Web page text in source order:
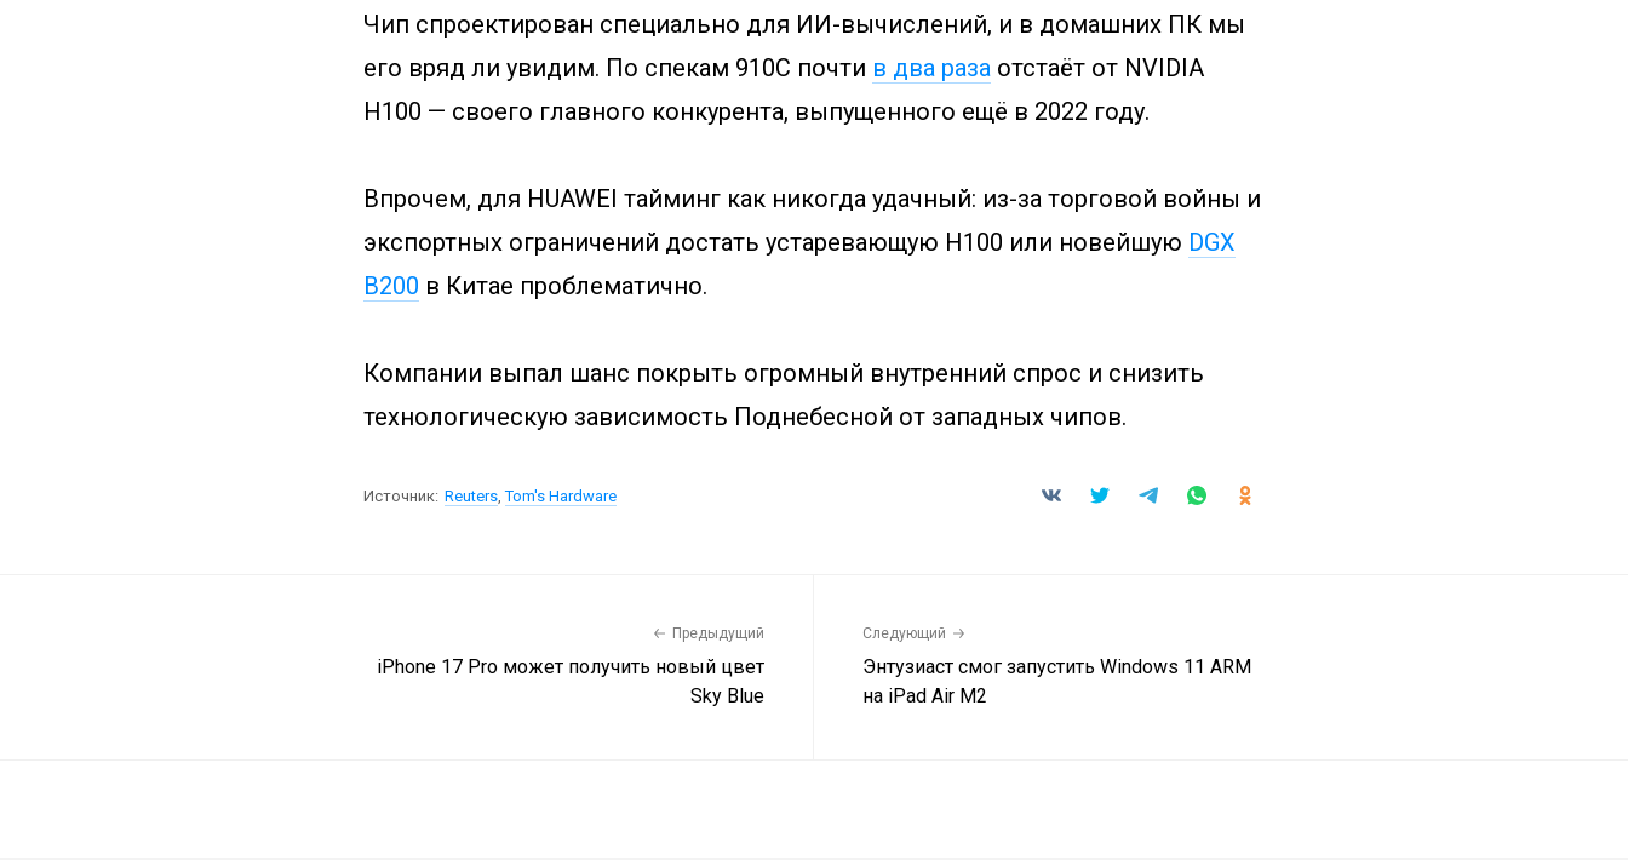
Чип спроектирован специально для ИИ-вычислений, и в домашних ПК мы
его вряд ли увидим. По спекам 910C почти в два раза отстаёт от NVIDIA
H100 — своего главного конкурента, выпущенного ещё в 2022 году.
Впрочем, для HUAWEI тайминг как никогда удачный: из-за торговой войны и
экспортных ограничений достать устаревающую H100 или новейшую DGX
B200 в Китае проблематично.
Компании выпал шанс покрыть огромный внутренний спрос и снизить
технологическую зависимость Поднебесной от западных чипов.
Источник: Reuters,Tom's Hardware
Предыдущий
iPhone 17 Pro может получить новый цвет
Sky Blue
Следующий
Энтузиаст смог запустить Windows 11 ARM
на iPad Air M2